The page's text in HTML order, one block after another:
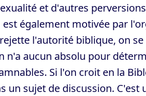
et d'autres
également motivée par
l'autorité biblique, on
n'a aucun absolu pour
Si l'on croit en la
un sujet de discussion. C'est